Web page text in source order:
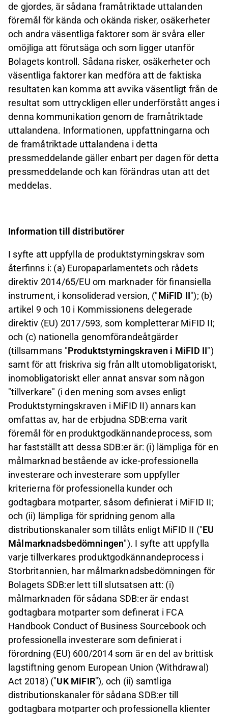
de gjordes, är sådana framåtriktade uttalanden
föremål för kända och okända risker, osäkerheter
och andra väsentliga faktorer som är svåra eller
omöjliga att förutsäga och som ligger utanför
Bolagets kontroll. Sådana risker, osäkerheter och
väsentliga faktorer kan medföra att de faktiska
resultaten kan komma att avvika väsentligt från de
resultat som uttryckligen eller underförstått anges i
denna kommunikation genom de framåtriktade
uttalandena. Informationen, uppfattningarna och
de framåtriktade uttalandena i detta
pressmeddelande gäller enbart per dagen för detta
pressmeddelande och kan förändras utan att det
meddelas.
Information till distributörer
I syfte att uppfylla de produktstyrningskrav som
återfinns i: (a) Europaparlamentets och rådets
direktiv 2014/65/EU om marknader för finansiella
instrument, i konsoliderad version, ("MiFID II"); (b)
artikel 9 och 10 i Kommissionens delegerade
direktiv (EU) 2017/593, som kompletterar MiFID II;
och (c) nationella genomförandeåtgärder
(tillsammans "Produktstyrningskraven i MiFID II")
samt för att friskriva sig från allt utomobligatoriskt,
inomobligatoriskt eller annat ansvar som någon
"tillverkare" (i den mening som avses enligt
Produktstyrningskraven i MiFID II) annars kan
omfattas av, har de erbjudna SDB:erna varit
föremål för en produktgodkännandeprocess, som
har fastställt att dessa SDB:er är: (i) lämpliga för en
målmarknad bestående av icke-professionella
investerare och investerare som uppfyller
kriterierna för professionella kunder och
godtagbara motparter, såsom definierat i MiFID II;
och (ii) lämpliga för spridning genom alla
distributionskanaler som tillåts enligt MiFID II ("EU
Målmarknadsbedömningen"). I syfte att uppfylla
varje tillverkares produktgodkännandeprocess i
Storbritannien, har målmarknadsbedömningen för
Bolagets SDB:er lett till slutsatsen att: (i)
målmarknaden för sådana SDB:er är endast
godtagbara motparter som definerat i FCA
Handbook Conduct of Business Sourcebook och
professionella investerare som definierat i
förordning (EU) 600/2014 som är en del av brittisk
lagstiftning genom European Union (Withdrawal)
Act 2018) ("UK MiFIR"), och (ii) samtliga
distributionskanaler för sådana SDB:er till
godtagbara motparter och professionella klienter